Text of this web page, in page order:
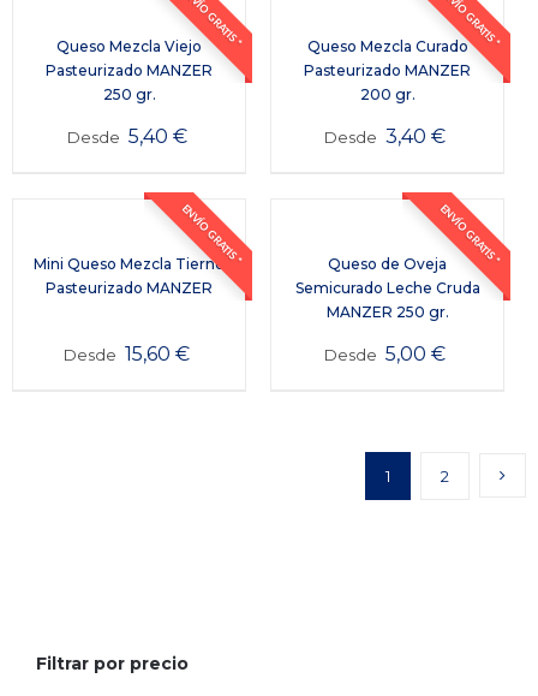
ENVÍO GRATIS *
Queso Mezcla Viejo
Pasteurizado MANZER
250 gr.
Desde 5,40 €
ENVÍO GRATIS *
Queso Mezcla Curado
Pasteurizado MANZER
200 gr.
Desde 3,40€
ENVÍO GRATIS *
Mini Queso Mezcla Tierno
Pasteurizado MANZER
Desde 15,60€
ENVÍO GRATIS *
Queso de Oveja
Semicurado Leche Cruda
MANZER 250 gr.
Desde 5,00€
1 2
Filtrar por precio